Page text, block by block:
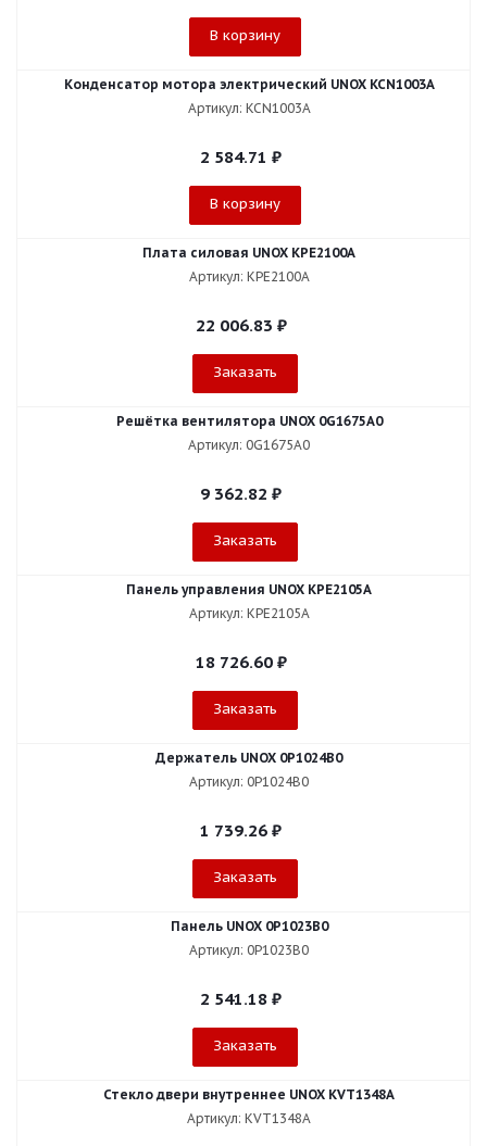
В корзину
Конденсатор мотора электрический UNOX KCN1003A
Артикул: KCN1003A
2 584.71 ₽
В корзину
Плата силовая UNOX KPE2100A
Артикул: KPE2100A
22 006.83 ₽
Заказать
Решётка вентилятора UNOX 0G1675A0
Артикул: 0G1675A0
9 362.82 ₽
Заказать
Панель управления UNOX KPE2105A
Артикул: KPE2105A
18 726.60₽
Заказать
Держатель UNOX 0P1024B0
Артикул: 0P1024B0
1 739.26 ₽
Заказать
Панель UNOX 0P1023B0
Артикул: 0P1023B0
2 541.18 ₽
Заказать
Стекло двери внутреннее UNOX KVT1348A
Артикул: KVT1348A